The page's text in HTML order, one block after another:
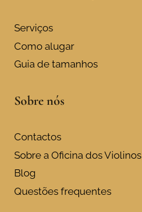
Serviços
Como alugar
Guia de tamanhos
Sobre nós
Contactos
Sobre a Oficina dos Violinos
Blog
Questões frequentes